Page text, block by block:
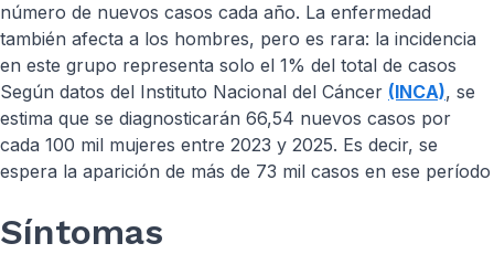
número de nuevos casos cada año. La enfermedad
también afecta a los hombres, pero es rara: la incidencia
en este grupo representa solo el 1% del total de casos
Según datos del Instituto Nacional del Cáncer (INCA), se
estima que se diagnosticarán 66,54 nuevos casos por
cada 100 mil mujeres entre 2023 y 2025. Es decir, se
espera la aparición de más de 73 mil casos en ese período
Síntomas